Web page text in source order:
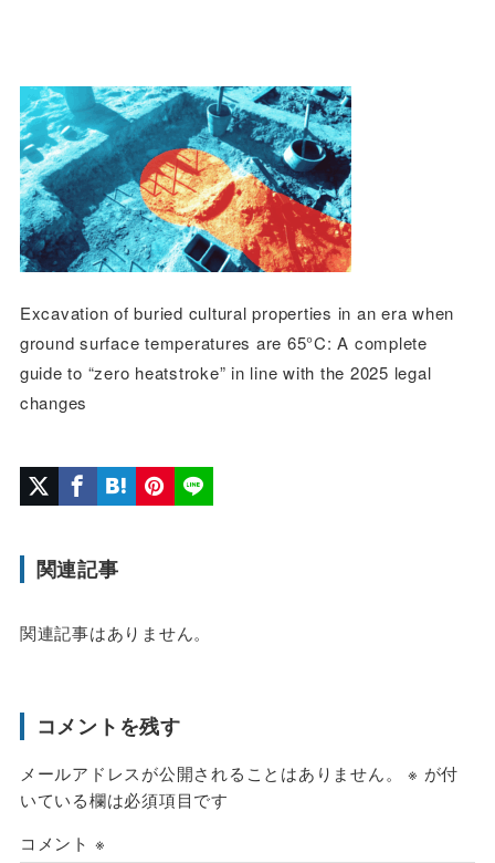
Excavation of buried cultural properties in an era when
ground surface temperatures are 65°C: A complete
guide to “zero heatstroke” in line with the 2025 legal
changes
関連記事
関連記事はありません。
コメントを残す
メールアドレスが公開されることはありません。 ※ が付
いている欄は必須項目です
コメント ※